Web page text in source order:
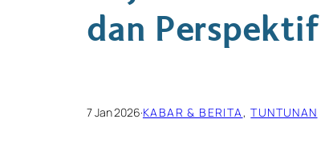
dan
7 Jan 2026·KABAR & BERITA, TUNTUNAN